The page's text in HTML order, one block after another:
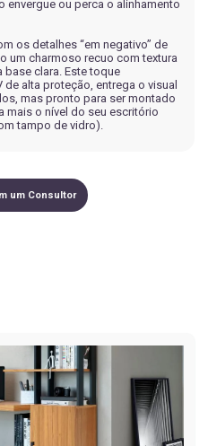
envergue ou perca o alinhamento
os detalhes “em negativo” de
um charmoso recuo com textura
base clara. Este toque
alta proteção, entrega o visual
mas pronto para ser montado
mais o nível do seu escritório
tampo de vidro).
um Consultor